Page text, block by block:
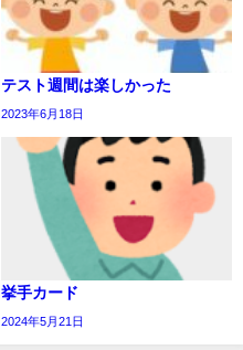
テスト週間は楽しかった
2023年6月18日
挙手カード
2024年5月21日